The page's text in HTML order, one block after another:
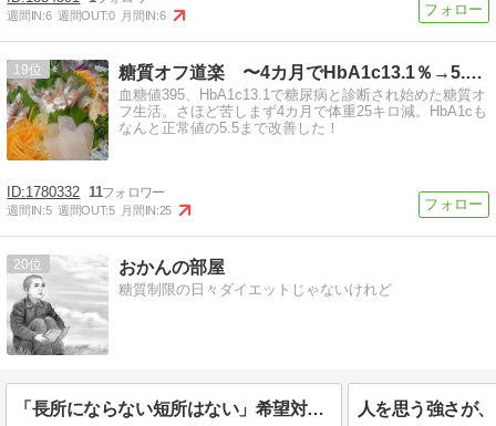
週間IN:6 週間OUT:0 月間IN:6
19 糖質オフ道楽 〜4カ月でHbA1c13.1％→5.5％〜
血糖値395、HbA1c13.1で糖尿病と診断され始めた糖質オ
フ生活。さほど苦しまず4カ月で体重25キロ減。HbA1cも
なんと正常値の5.5まで改善した！
1780332 11
週間IN:5 週間OUT:5 月間IN:25
20 おかんの部屋
糖質制限の日々ダイエットじゃないけれど
「長所にならない短所はない」希望対話より 人を思う強さが